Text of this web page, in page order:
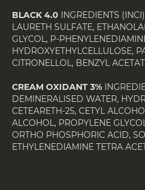
BLACK 4.0 INGREDIENTS
LAURETH SULFATE,
GLYCOL, P-
HYDROXYETHYLCELLULOSE,
CITRONELLOL, BENZYL
CREAM OXIDANT 3%
DEMINERALISED WATER,
CETEARETH-25, CETYL
ALCOHOL, PROPYLENE
ORTHO PHOSPHORIC ACID,
ETHYLENEDIAMINE TETRA